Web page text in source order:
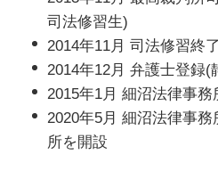
司法修習生)
2014年11月 司法修習終了
2014年12月 弁護士登録(
2015年1月 細沼法律事
2020年5月 細沼法律事
所を開設